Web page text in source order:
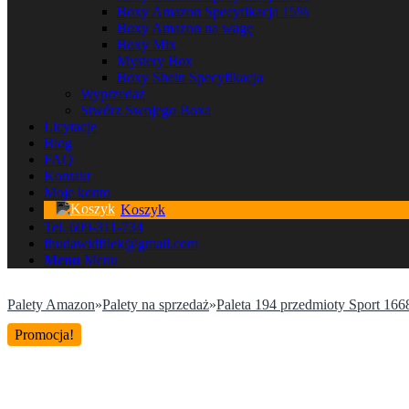
Boxy Amazon Specyfikacja 15%
Boxy Amazon na wagę
Boxy Mix
Mystery Box
Boxy Shein Specyfikacja
Wyprzedaż
Stwórz Swojego Boxa
Licytacje
Blog
FAQ
Kontakt
Moje konto
Koszyk
Tel. 609-311-734
fhudawidfilek@gmail.com
Menu Menu
Palety Amazon»Palety na sprzedaż»Paleta 194 przedmioty Sport
Promocja!